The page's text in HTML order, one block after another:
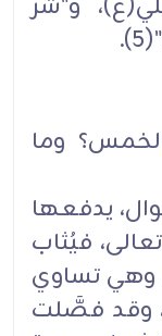
وما
يدفعها
فيُثاب
وهي تساوي
وقد فصَّلت